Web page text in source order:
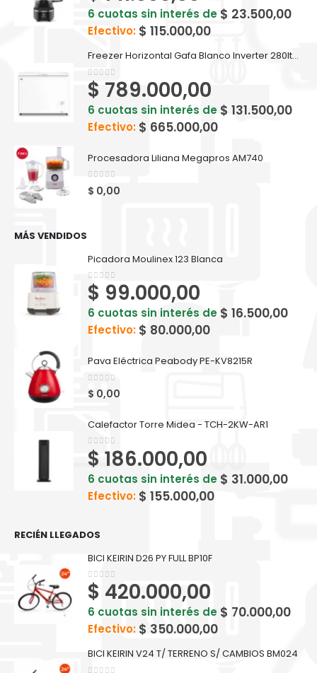
6 cuotas sin interés de $ 23.500,00
Efectivo: $ 115.000,00
Freezer Horizontal Gafa Blanco Inverter 280lts FGHI300B-L
0out of 5
$ 789.000,00
6 cuotas sin interés de $ 131.500,00
Efectivo: $ 665.000,00
Procesadora Liliana Megapros AM740
0 out of 5
$ 0,00
MÁS VENDIDOS
Picadora Moulinex 123 Blanca
0out of 5
$ 99.000,00
6 cuotas sin interés de $ 16.500,00
Efectivo: $ 80.000,00
Pava Eléctrica Peabody PE-KV8215R
0 out of 5
$ 0,00
Calefactor Torre Midea - TCH-2KW-AR1
0out of 5
$ 186.000,00
6 cuotas sin interés de $ 31.000,00
Efectivo: $ 155.000,00
RECIÉN LLEGADOS
BICI KEIRIN D26 PY FULL BP10F
0out of 5
$ 420.000,00
6 cuotas sin interés de $ 70.000,00
Efectivo: $ 350.000,00
BICI KEIRIN V24 T/ TERRENO S/ CAMBIOS BM024